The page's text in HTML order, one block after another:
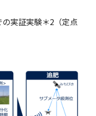
実証実験＊2（定点